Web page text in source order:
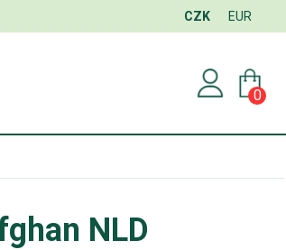
CZK EUR
0
NLD